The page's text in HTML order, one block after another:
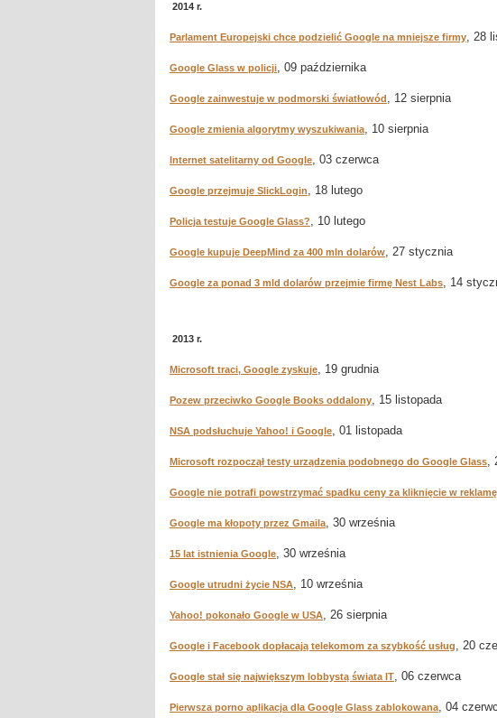
2014 r.
Parlament Europejski chce podzielić Google na mniejsze firmy, 28
Google Glass w policji, 09 października
Google zainwestuje w podmorski światłowód, 12 sierpnia
Google zmienia algorytmy wyszukiwania, 10 sierpnia
Internet satelitarny od Google, 03 czerwca
Google przejmuje SlickLogin, 18 lutego
Policja testuje Google Glass?, 10 lutego
Google kupuje DeepMind za 400 mln dolarów, 27 stycznia
Google za ponad 3 mld dolarów przejmie firmę Nest Labs, 14
2013 r.
Microsoft traci, Google zyskuje, 19 grudnia
Pozew przeciwko Google Books oddalony, 15 listopada
NSA podsłuchuje Yahoo! i Google, 01 listopada
Microsoft rozpoczął testy urządzenia podobnego do Google Glass,
Google nie potrafi powstrzymać spadku ceny za kliknięcie w reklamę
Google ma kłopoty przez Gmaila, 30 września
15 lat istnienia Google, 30 września
Google utrudni życie NSA, 10 września
Yahoo! pokonało Google w USA, 26 sierpnia
Google i Facebook dopłacają telekomom za szybkość usług, 20
Google stał się największym lobbystą świata IT, 06 czerwca
Pierwsza porno aplikacja dla Google Glass zablokowana, 04